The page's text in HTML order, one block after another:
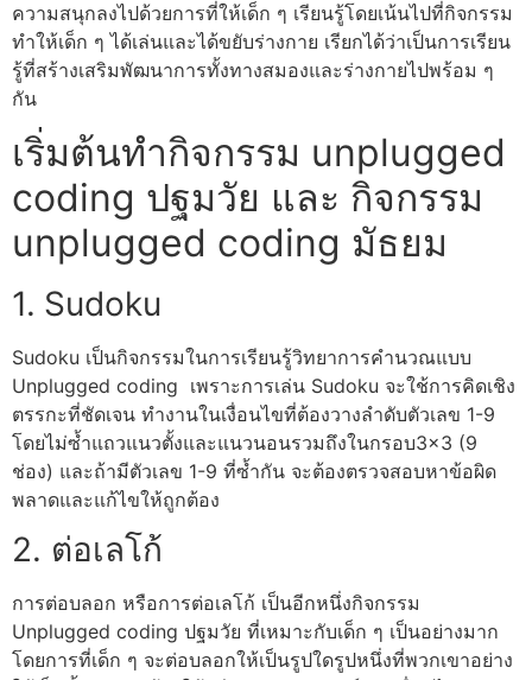
ความสนุกลงไปด้วยการที่ให้เด็ก ๆ เรียนรู้โดยเน้นไปที่กิจกรรม
ทำให้เด็ก ๆ ได้เล่นและได้ขยับร่างกาย เรียกได้ว่าเป็นการเรียน
รู้ที่สร้างเสริมพัฒนาการทั้งทางสมองและร่างกายไปพร้อม ๆ
กัน
เริ่มต้นทำกิจกรรม unplugged
coding ปฐมวัย และ กิจกรรม
unplugged coding มัธยม
1. Sudoku
Sudoku เป็นกิจกรรมในการเรียนรู้วิทยาการคำนวณแบบ
Unplugged coding เพราะการเล่น Sudoku จะใช้การคิดเชิง
ตรรกะที่ชัดเจน ทำงานในเงื่อนไขที่ต้องวางลำดับตัวเลข 1-9
โดยไม่ซ้ำแถวแนวตั้งและแนวนอนรวมถึงในกรอบ3×3 (9
ช่อง) และถ้ามีตัวเลข 1-9 ที่ซ้ำกัน จะต้องตรวจสอบหาข้อผิด
พลาดและแก้ไขให้ถูกต้อง
2. ต่อเลโก้
การต่อบลอก หรือการต่อเลโก้ เป็นอีกหนึ่งกิจกรรม
Unplugged coding ปฐมวัย ที่เหมาะกับเด็ก ๆ เป็นอย่างมาก
โดยการที่เด็ก ๆ จะต่อบลอกให้เป็นรูปใดรูปหนึ่งที่พวกเขาอย่าง